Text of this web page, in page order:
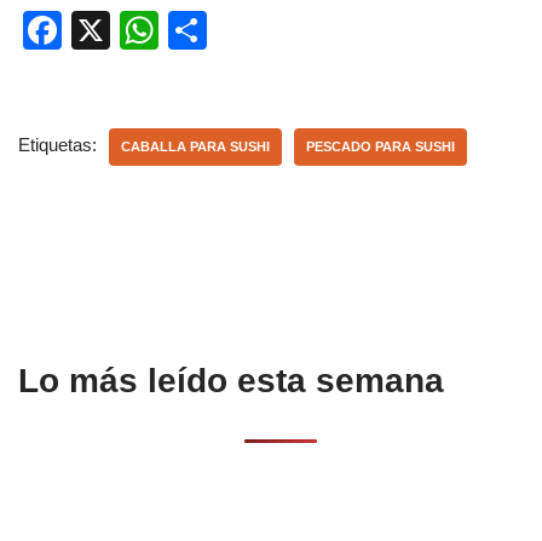
F
e
X
W
s
p
Etiquetas: CABALLA PARA SUSHI PESCADO PARA SUSHI
Lo más leído esta semana